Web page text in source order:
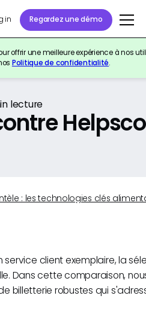
in Regardez une démo
offrir une meilleure expérience à nos
Politique de confidentialité.
lecture
: les technologies clés
service client exemplaire, la
Dans cette comparaison,
billetterie robustes qui